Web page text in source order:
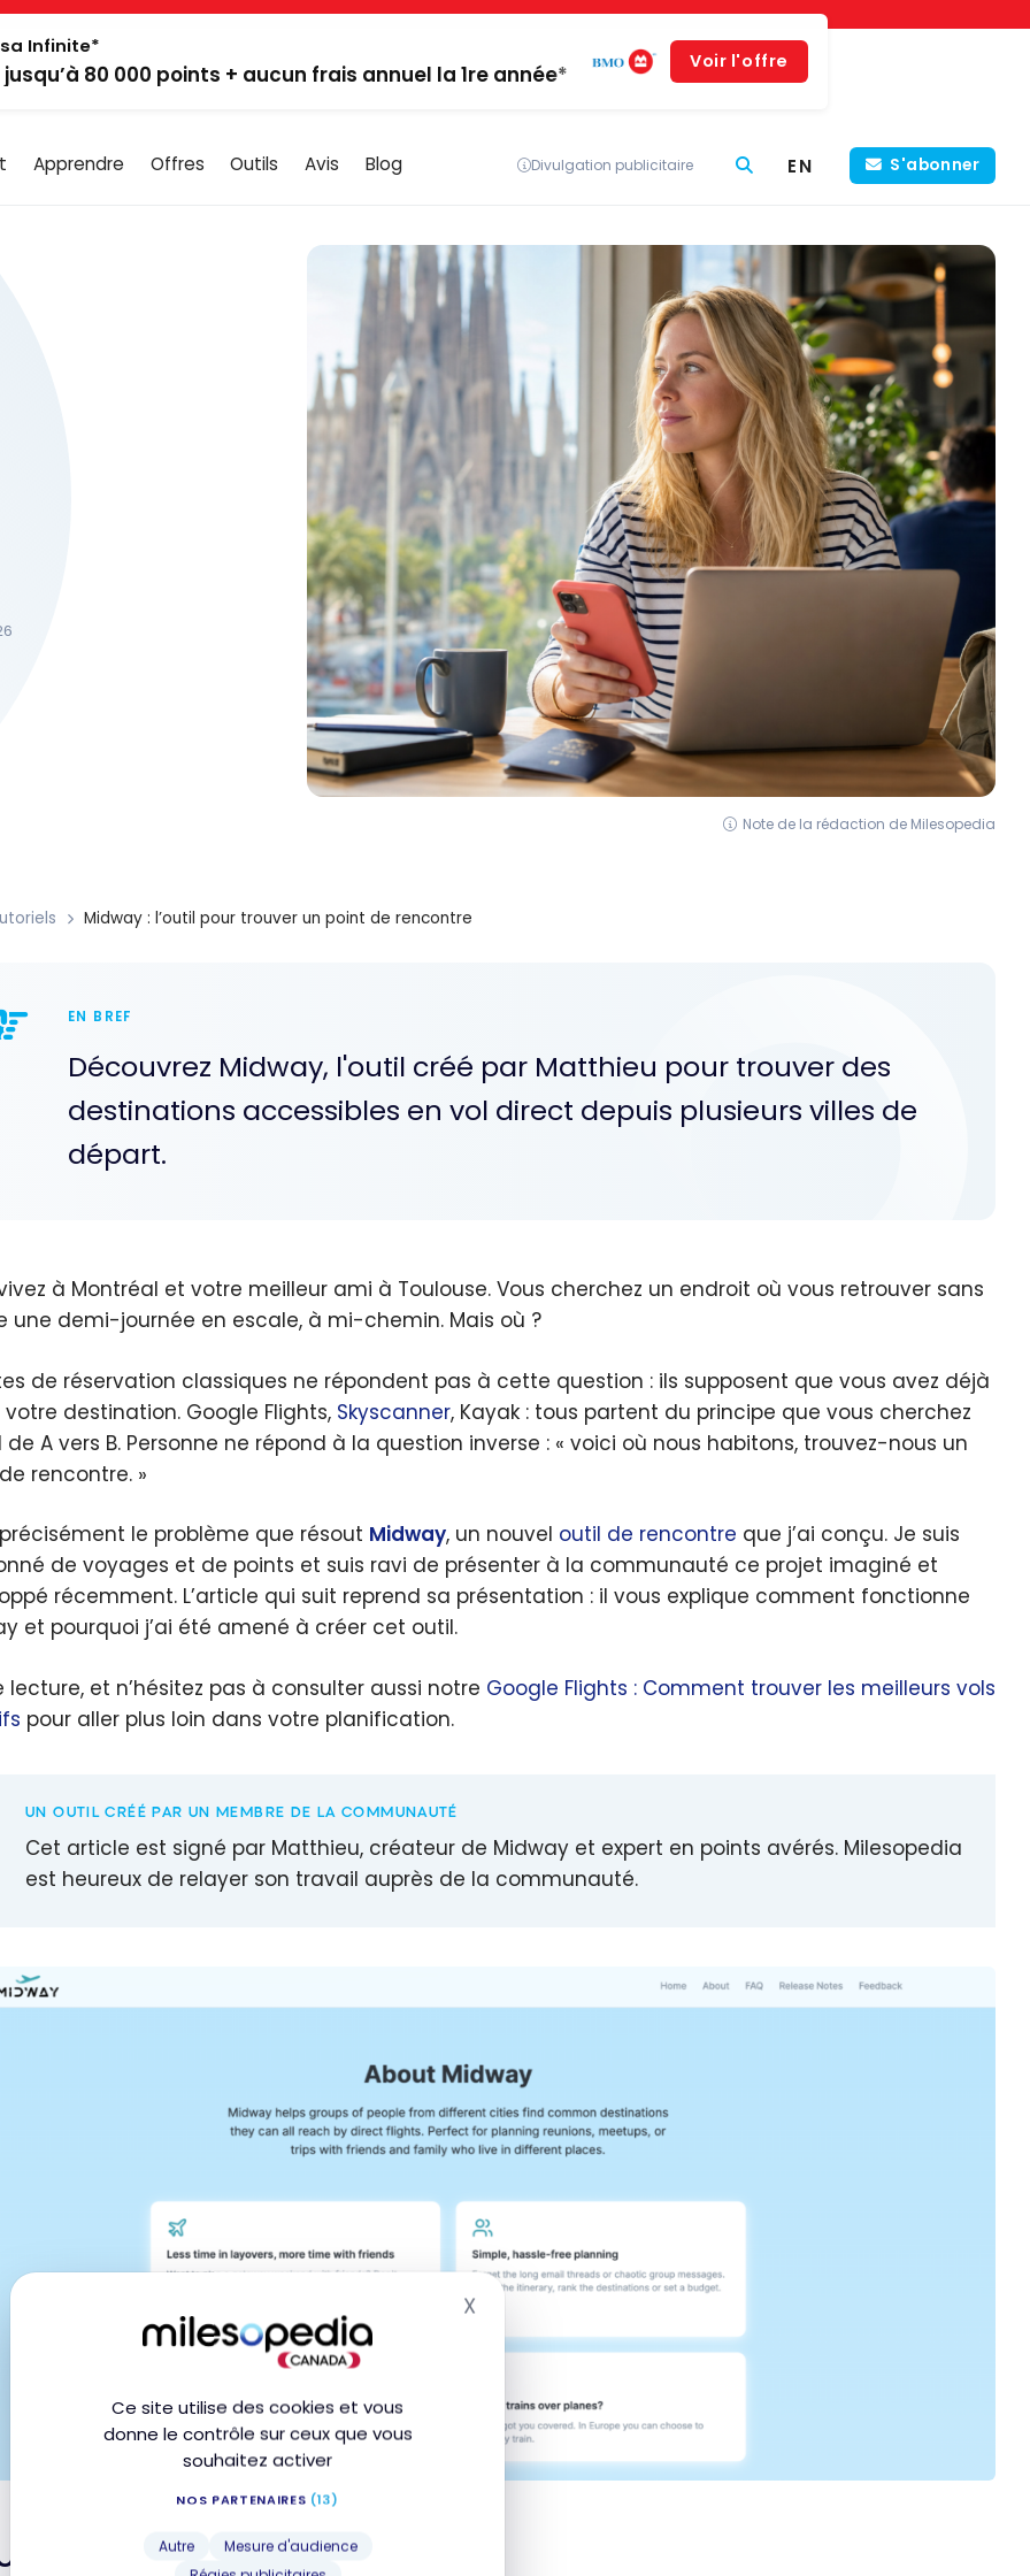
Ce site utilise des cookies et vous
donne le contrôle sur ceux que vous
souhaitez activer
NOS PARTENAIRES (13)
Autre
Mesure d'audience
XMasquer le bandeau des cookies
Infinite*
80 000 points + aucun frais annuel la 1re année*
Voir l'offre
Apprendre Offres Outils Avis Blog Divulgation publicitaire EN S'abonner
Note de la rédaction de Milesopedia
Midway : l’outil pour trouver un point de rencontre
EN BREF
Découvrez Midway, l'outil créé par Matthieu pour trouver des
destinations accessibles en vol direct depuis plusieurs villes de
départ.
à Montréal et votre meilleur ami à Toulouse. Vous cherchez un endroit où vous retrouver sans
une demi-journée en escale, à mi-chemin. Mais où ?
de réservation classiques ne répondent pas à cette question : ils supposent que vous avez déjà
destination. Google Flights, Skyscanner, Kayak : tous partent du principe que vous cherchez
de A vers B. Personne ne répond à la question inverse : « voici où nous habitons, trouvez-nous un
rencontre. »
précisément le problème que résout Midway, un nouvel outil de rencontre que j’ai conçu. Je suis
de voyages et de points et suis ravi de présenter à la communauté ce projet imaginé et
récemment. L’article qui suit reprend sa présentation : il vous explique comment fonctionne
et pourquoi j’ai été amené à créer cet outil.
lecture, et n’hésitez pas à consulter aussi notre Google Flights : Comment trouver les meilleurs vols
pour aller plus loin dans votre planification.
UN OUTIL CRÉÉ PAR UN MEMBRE DE LA COMMUNAUTÉ
Cet article est signé par Matthieu, créateur de Midway et expert en points avérés. Milesopedia
est heureux de relayer son travail auprès de la communauté.
j’ai créé Midway